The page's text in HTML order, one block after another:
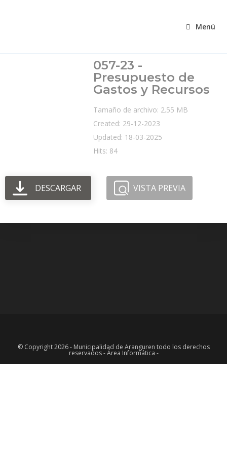
Menú
057-23 -
Presupuesto de
Gastos y Recursos
Tamaño de archivo: 2.55 MB
Created: 29-12-2023
Updated: 18-03-2025
Hits: 84
DESCARGAR VISTA PREVIA
© Copyright 2026 - Municipalidad de Aranguren todo los derechos
reservados - Área Informática -